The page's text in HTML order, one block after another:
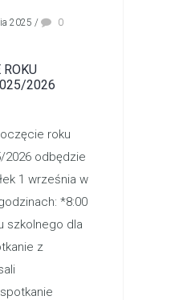
2025 /
0
ROKU
2026
roku
2026 odbędzie
1 września w
*8:00
szkolnego dla
z